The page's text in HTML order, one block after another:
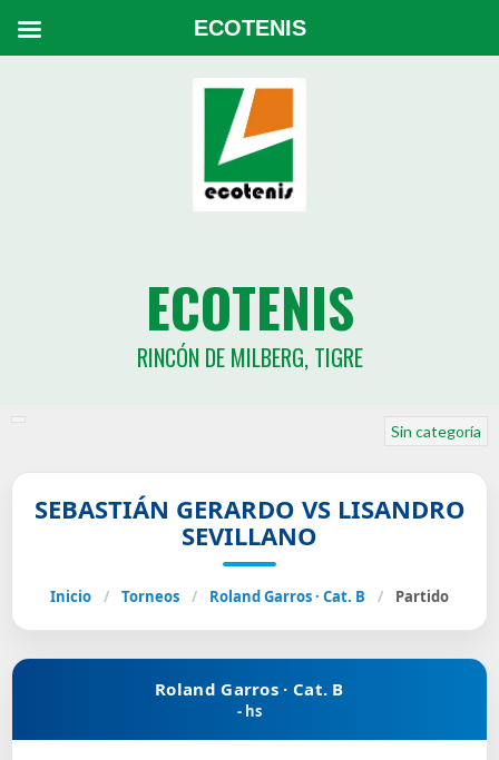
ECOTENIS
RINCÓN DE MILBERG, TIGRE
Sin categoría
SEBASTIÁN GERARDO VS LISANDRO
SEVILLANO
Inicio / Torneos / Roland Garros · Cat. B / Partido
Roland Garros · Cat. B
- hs
ECOTENIS